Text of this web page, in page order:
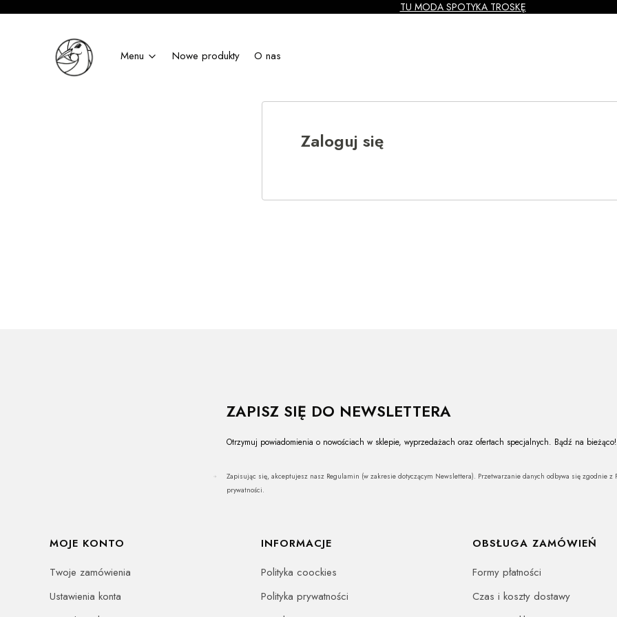
TU MODA SPOTYKA TROSKĘ
Menu Nowe produkty O nas
Zaloguj się
ZAPISZ SIĘ DO NEWSLETTERA
Otrzymuj powiadomienia o nowościach w sklepie, wyprzedażach oraz ofertach specjalnych. Bądź na bieżąco!
Zapisując się, akceptujesz nasz Regulamin (w zakresie dotyczącym Newslettera). Przetwarzanie danych odbywa się zgodnie z
prywatności.
Linki w stopce
MOJE KONTO
Twoje zamówienia
Ustawienia konta
INFORMACJE
Polityka coockies
Polityka prywatności
OBSŁUGA ZAMÓWIEŃ
Formy płatności
Czas i koszty dostawy